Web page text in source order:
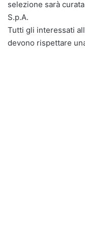
selezione sarà
S.p.A.
Tutti gli interessati
devono rispettare